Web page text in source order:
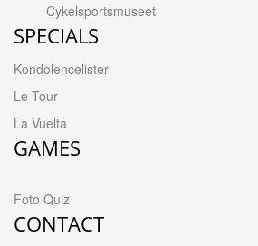
Cykelsportsmuseet
SPECIALS
Kondolencelister
Le Tour
La Vuelta
GAMES
Foto Quiz
CONTACT